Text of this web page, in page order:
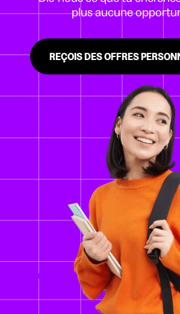
plus aucune
REÇOIS DES OFFRES